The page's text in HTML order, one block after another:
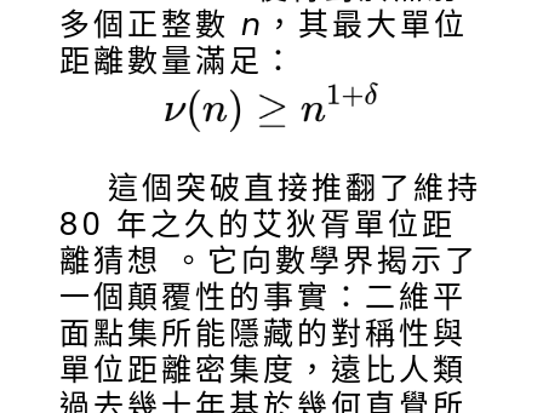
多個正整數 n ，其最大單位
距離數量滿足：
這個突破直接推翻了維持
80 年之久的艾狄胥單位距
離猜想 。它向數學界揭示了
一個顛覆性的事實：二維平
面點集所能隱藏的對稱性與
單位距離密集度，遠比人類